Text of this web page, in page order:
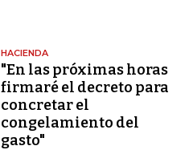
HACIENDA
"En las próximas horas
firmaré el decreto para
concretar el
congelamiento del
gasto"